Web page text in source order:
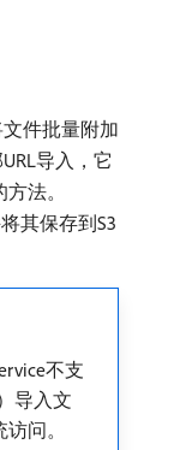
件批量附加
导入，它
法。
其保存到S3
不支
导入文
问。